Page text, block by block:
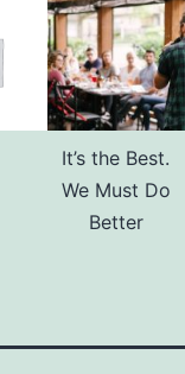
It’s the Best.
We Must Do
Better